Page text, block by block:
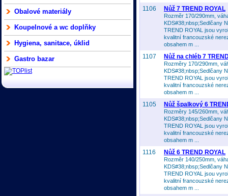
Obalové materiály
Koupelnové a wc doplňky
Hygiena, sanitace, úklid
Gastro bazar
1106 Nůž 7 TREND ROYAL
Rozměr 170/290mm,
KDS#38;nbsp;Sedlčany
TREND ROYAL jsou
kvalitní francouzské
obsahem m ...
1107 Nůž na chléb 7
Rozměry 170/290mm,
KDS#38;nbsp;Sedlčany
TREND ROYAL jsou
kvalitní francouzské
obsahem m ...
1105 Nůž špalkový 6
Rozměry 145/260mm,
KDS#38;nbsp;Sedlčany
TREND ROYAL jsou
kvalitní francouzské
obsahem m ...
1116 Nůž 6 TREND ROYAL
Rozměr 140/250mm,
KDS#38;nbsp;Sedlčany
TREND ROYAL jsou
kvalitní francouzské
obsahem m ...